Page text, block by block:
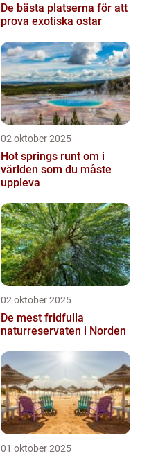
De bästa platserna för att
prova exotiska ostar
02 oktober 2025
Hot springs runt om i
världen som du måste
uppleva
02 oktober 2025
De mest fridfulla
naturreservaten i Norden
01 oktober 2025